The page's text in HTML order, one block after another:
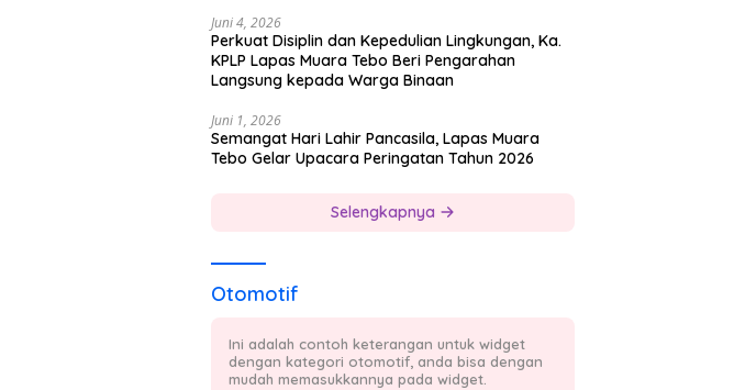
Juni 4, 2026
Perkuat Disiplin dan Kepedulian Lingkungan, Ka.
KPLP Lapas Muara Tebo Beri Pengarahan
Langsung kepada Warga Binaan
Juni 1, 2026
Semangat Hari Lahir Pancasila, Lapas Muara
Tebo Gelar Upacara Peringatan Tahun 2026
Selengkapnya
Otomotif
Ini adalah contoh keterangan untuk widget
dengan kategori otomotif, anda bisa dengan
mudah memasukkannya pada widget.